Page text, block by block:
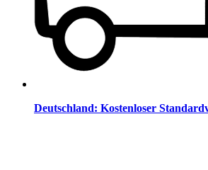
Deutschland: Kostenloser